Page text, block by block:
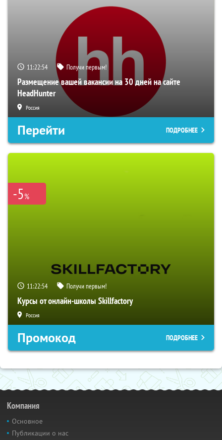
11:22:53 Получи первым!
Размещение вашей вакансии на 30 дней на сайте
HeadHunter
Россия
Перейти ПОДРОБНЕЕ
-5%
11:22:53 Получи первым!
Курсы от онлайн-школы Skillfactory
Россия
Промокод ПОДРОБНЕЕ
Компания
Основное
Публикации о нас